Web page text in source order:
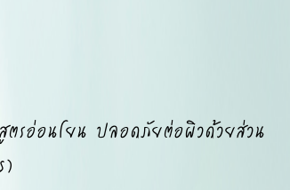
รอ่อนโยน ปลอดภัยต่อผิวด้วยส่วน